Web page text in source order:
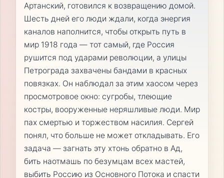
Артанский, готовился к возвращению домой.
Шесть дней его люди ждали, когда энергия
каналов наполнится, чтобы открыть путь в
мир 1918 года — тот самый, где Россия
рушится под ударами революции, а улицы
Петрограда захвачены бандами в красных
повязках. Он наблюдал за этим хаосом через
просмотровое окно: сугробы, тлеющие
костры, вооруженные неряшливые люди. Мир
пах смертью и торжеством насилия. Сергей
понял, что больше не может откладывать. Его
задача — загнать эту хтонь обратно в Ад,
бить наотмашь по безумцам всех мастей,
выбить Россию из Основного Потока и спасти